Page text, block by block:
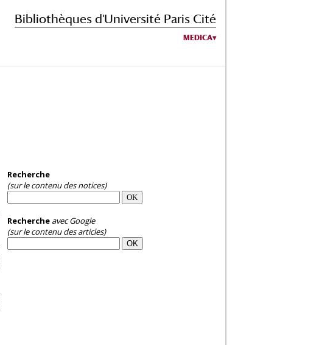
Bibliothèques d'Université Paris Cité
MEDICA
Recherche
(sur le contenu des notices)
Recherche avec Google
(sur le contenu des articles)